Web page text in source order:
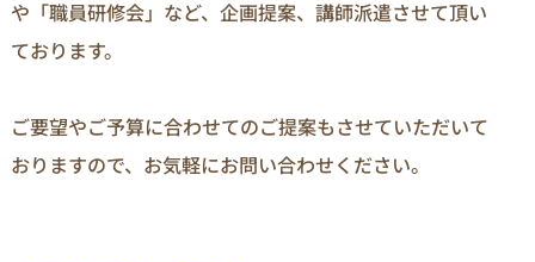
や「職員研修会」など、企画提案、講師派遣させて頂い
ております。
ご要望やご予算に合わせてのご提案もさせていただいて
おりますので、お気軽にお問い合わせください。